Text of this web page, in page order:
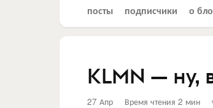
посты подписчики о
KLMN — ну,
27 Апр Время чтения 2 мин